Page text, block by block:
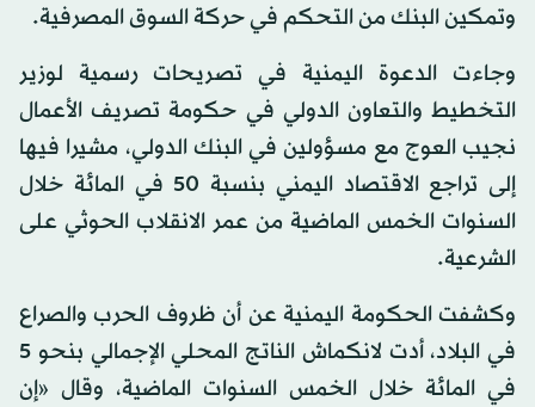
وتمكين البنك من التحكم في حركة السوق المصرفية.
وجاءت الدعوة اليمنية في تصريحات رسمية لوزير
التخطيط والتعاون الدولي في حكومة تصريف الأعمال
نجيب العوج مع مسؤولين في البنك الدولي، مشيرا فيها
إلى تراجع الاقتصاد اليمني بنسبة 50 في المائة خلال
السنوات الخمس الماضية من عمر الانقلاب الحوثي على
الشرعية.
وكشفت الحكومة اليمنية عن أن ظروف الحرب والصراع
في البلاد، أدت لانكماش الناتج المحلي الإجمالي بنحو 5
في المائة خلال الخمس السنوات الماضية، وقال «إن